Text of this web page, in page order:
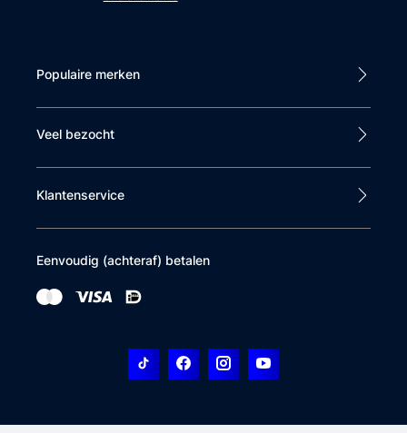
Populaire merken
Veel bezocht
Klantenservice
Eenvoudig (achteraf) betalen